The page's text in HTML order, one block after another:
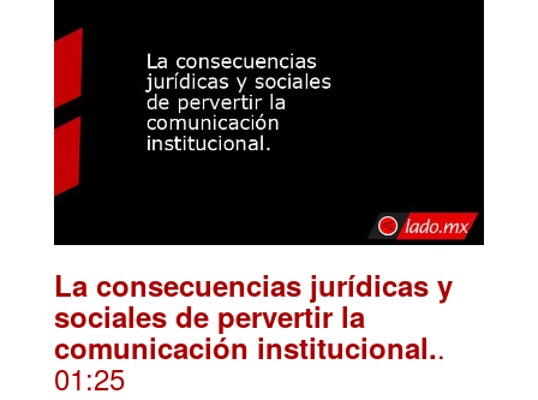
La consecuencias jurídicas y
sociales de pervertir la
comunicación institucional..
01:25